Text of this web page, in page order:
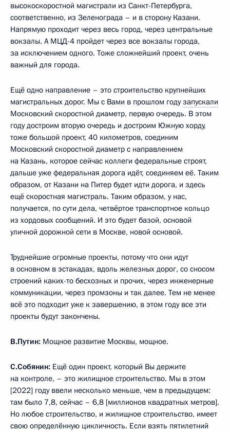
высокоскоростной магистрали из Санкт-Петербурга,
соответственно, из Зеленограда – и в сторону Казани.
Напрямую проходит через весь город, через центральные
вокзалы. А МЦД-4 пройдет через все вокзалы города,
за исключением одного. Тоже сложнейший проект, очень
важный для города.
Ещё одно направление – это строительство крупнейших
магистральных дорог. Мы с Вами в прошлом годузапускали
Московский скоростной диаметр, первую очередь. В этом
году достроим вторую очередь и достроим Южную хорду,
тоже большой проект, 40 километров, соединим
Московский скоростной диаметр с направлением
на Казань, которое сейчас коллеги федеральные строят,
дальше уже федеральная дорога идёт, соединяем её. Таким
образом, от Казани на Питер будет идти дорога, и здесь
ещё скоростная магистраль. Таким образом, у нас,
получается, по сути дела, четвёртое транспортное кольцо
из хордовых сообщений. И это будет базой, основой
уличной дорожной сети в Москве, новой основой.
Труднейшие огромные проекты, потому что они идут
в основном в эстакадах, вдоль железных дорог, со сносом
строений каких-то бесхозных и прочих, через инженерные
коммуникации, через промзоны и так далее. Тем не менее
всё это подходит уже к завершению, в этом году все эти
проекты будут закончены.
В.Путин: Мощное развитие Москвы, мощное.
С.Собянин: Ещё один проект, который Вы держите
на контроле, – это жилищное строительство. Мы в этом
[2022] году ввели несколько меньше, чем в предыдущем:
там было 7,8, сейчас – 6,8 [миллионов квадратных метров].
Но любое строительство, и жилищное строительство, имеет
свою определённую цикличность. Если взять пятилетний